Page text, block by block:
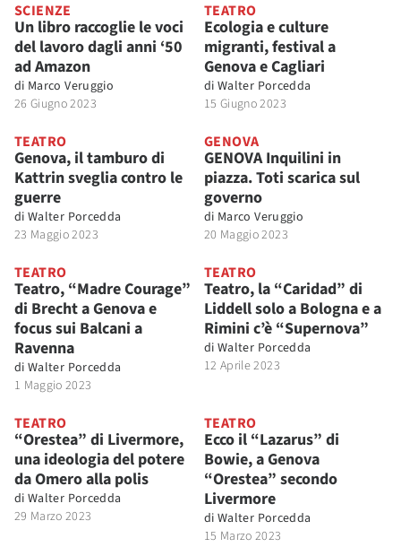
SCIENZE
Un libro raccoglie le voci
del lavoro dagli anni ‘50
ad Amazon
di Marco Veruggio
26 Giugno 2023
TEATRO
Ecologia e culture
migranti, festival a
Genova e Cagliari
di Walter Porcedda
15 Giugno 2023
TEATRO
Genova, il tamburo di
Kattrin sveglia contro le
guerre
di Walter Porcedda
23 Maggio 2023
GENOVA
GENOVA Inquilini in
piazza. Toti scarica sul
governo
di Marco Veruggio
20 Maggio 2023
TEATRO
Teatro, “Madre Courage”
di Brecht a Genova e
focus sui Balcani a
Ravenna
di Walter Porcedda
1 Maggio 2023
TEATRO
Teatro, la “Caridad” di
Liddell solo a Bologna e a
Rimini c’è “Supernova”
di Walter Porcedda
12 Aprile 2023
TEATRO
“Orestea” di Livermore,
una ideologia del potere
da Omero alla polis
di Walter Porcedda
29 Marzo 2023
TEATRO
Ecco il “Lazarus” di
Bowie, a Genova
“Orestea” secondo
Livermore
di Walter Porcedda
15 Marzo 2023